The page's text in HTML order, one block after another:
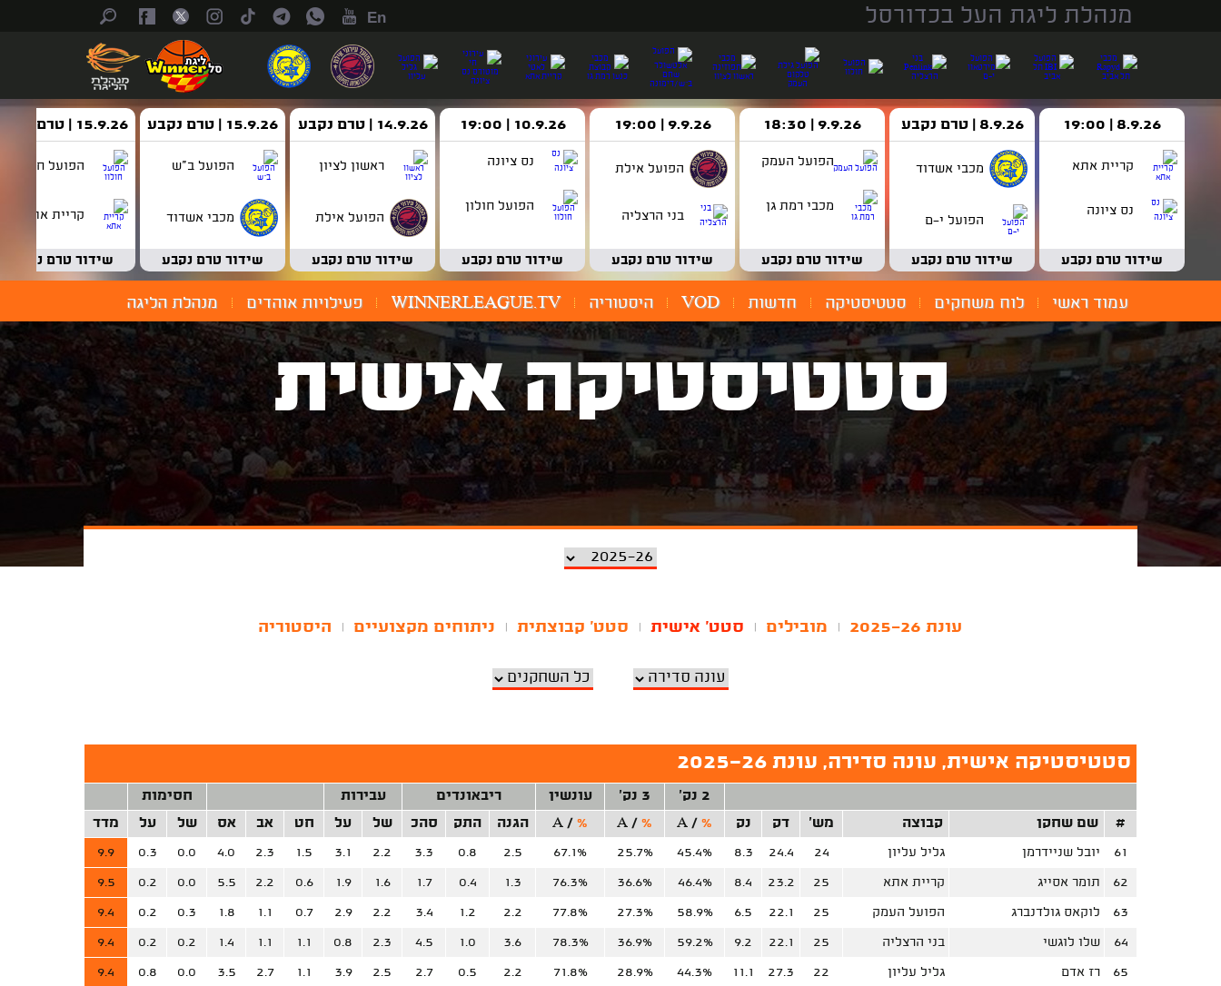
מנהלת ליגת העל בכדורסל En
8.9.26 | 19:00
קריית אתא
נס ציונה
שידור טרם נקבע
8.9.26 | טרם נקבע
מכבי אשדוד
הפועל י-ם
שידור טרם נקבע
9.9.26 | 18:30
הפועל העמק
מכבי רמת גן
שידור טרם נקבע
9.9.26 | 19:00
הפועל אילת
בני הרצליה
שידור טרם נקבע
10.9.26 | 19:00
נס ציונה
הפועל חולון
שידור טרם נקבע
14.9.26 | טרם נקבע
ראשון לציון
הפועל אילת
שידור טרם נקבע
15.9.26 | טרם נקבע
הפועל ב"ש
מכבי אשדוד
שידור טרם נקבע
15.9.26 | טרם נקבע
הפועל חולון
קריית אתא
שידור טרם נקבע
עמוד ראשי לוח משחקים סטטיסטיקה חדשות VOD היסטוריה WINNERLEAGUE.TV פעילויות אוהדים מנהלת הליגה
סטטיסטיקה אישית
עונת 2025-26 מובילים סטט' אישית סטט' קבוצתית ניתוחים מקצועיים היסטוריה
סטטיסטיקה אישית, עונה סדירה, עונת 2025-26
2 נק' 3 נק' עונשין ריבאונדים עבירות
חסימות
#
שם שחקן קבוצה מש' דק נק %
/
A
%
/
A
%
/
A הגנה התק סהכ של על חט אב אס של על מדד
61 יובל שניידרמן גליל עליון 24
24.4
8.3
45.4%
25.7%
67.1%
2.5
0.8
3.3
2.2
3.1
1.5
2.3
4.0
0.0
0.3
9.9
62 תומר אסייג קריית אתא 25
23.2
8.4
46.4%
36.6%
76.3%
1.3
0.4
1.7
1.6
1.9
0.6
2.2
5.5
0.0
0.2
9.5
63 לוקאס גולדנברג הפועל העמק 25
22.1
6.5
58.9%
27.3%
77.8%
2.2
1.2
3.4
2.2
2.9
0.7
1.1
1.8
0.3
0.2
9.4
64 שלו לוגשי בני הרצליה 25
22.1
9.2
59.2%
36.9%
78.3%
3.6
1.0
4.5
2.3
0.8
1.1
1.1
1.4
0.2
0.2
9.4
65 רז אדם גליל עליון 22
27.3
11.1
44.3%
28.9%
71.8%
2.2
0.5
2.7
2.5
3.9
1.1
2.7
3.5
0.0
0.8
9.4